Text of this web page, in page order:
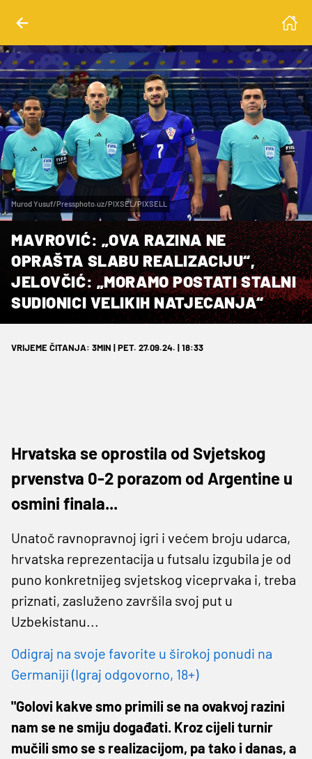
Murod Yusuf/Pressphoto.uz/PIXSEL/PIXSELL
MAVROVIĆ: „OVA RAZINA NE
OPRAŠTA SLABU REALIZACIJU“,
JELOVČIĆ: „MORAMO POSTATI STALNI
SUDIONICI VELIKIH NATJECANJA“
VRIJEME ČITANJA: 3MIN | PET. 27.09.24. | 18:33
Hrvatska se oprostila od Svjetskog
prvenstva 0-2 porazom od Argentine u
osmini finala...
Unatoč ravnopravnoj igri i većem broju udarca,
hrvatska reprezentacija u futsalu izgubila je od
puno konkretnijeg svjetskog viceprvaka i, treba
priznati, zasluženo završila svoj put u
Uzbekistanu...
Odigraj na svoje favorite u širokoj ponudi na
Germaniji (Igraj odgovorno, 18+)
"Golovi kakve smo primili se na ovakvoj razini
nam se ne smiju događati. Kroz cijeli turnir
mučili smo se s realizacijom, pa tako i danas, a